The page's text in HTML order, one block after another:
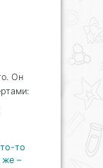
Он
то
же –